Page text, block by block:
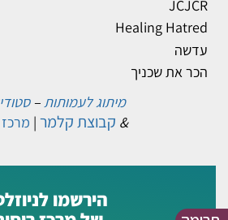
JCJCR
Healing Hatred
עדשה
הכר את שכניך
מיתוג לעמותות–
& קבוצת קלמר |
הירשמו